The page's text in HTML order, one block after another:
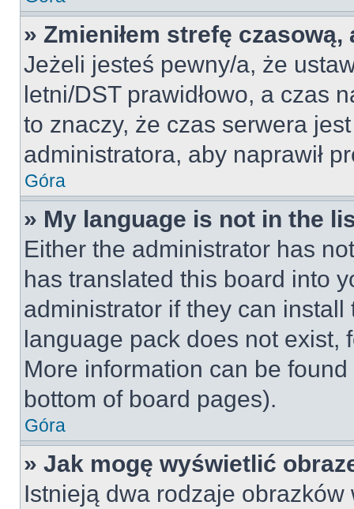
» Zmieniłem strefę
Jeżeli jesteś pewny/a, że
letni/DST prawidłowo, a czas
to znaczy, że czas serwera
administratora, aby naprawił
Góra
» My language is not in the
Either the administrator has
has translated this board into
administrator if they can
language pack does not exist,
More information can be
bottom of board pages).
Góra
» Jak mogę wyświetlić
Istnieją dwa rodzaje